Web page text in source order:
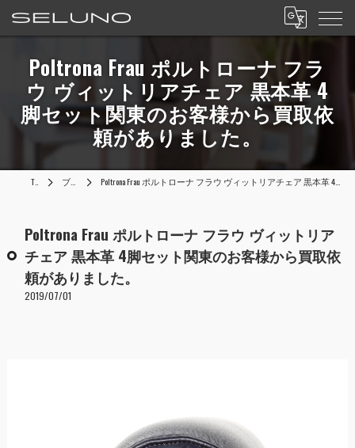
Poltrona Frau ポルトローナ フラ
ウ ヴィットリアチェア 黒本革 4
脚セット関東のお客様から買取依
頼がありました。
TOP ブログ Poltrona Frau ポルトローナ フラウ ヴィットリアチェア 黒本革 4脚セット関東のお客様から買取依頼がありました。
Poltrona Frau ポルトローナ フラウ ヴィットリア
チェア 黒本革 4脚セット関東のお客様から買取依
頼がありました。
2019/07/01